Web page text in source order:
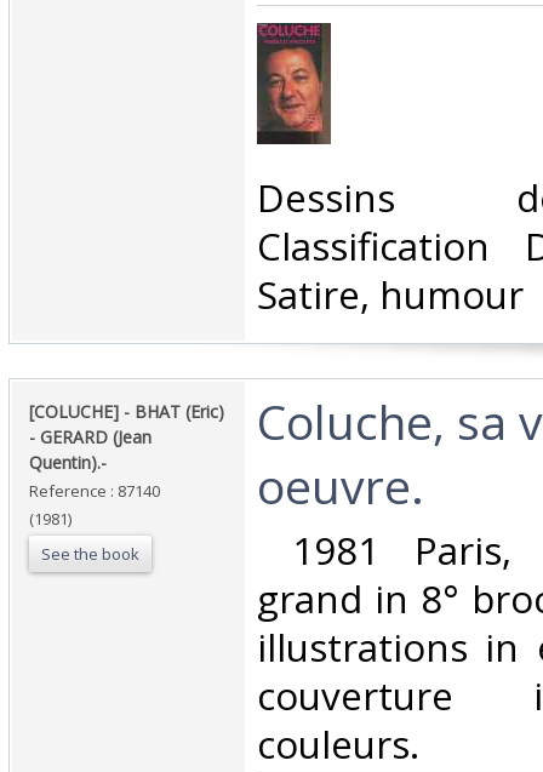
‎Dessins
Classification
Satire, humour‎
‎[COLUCHE] - BHAT (Eric)
- GERARD (Jean
Quentin).-‎
Reference : 87140
(1981)
See the book
‎Coluche, sa
oeuvre.‎
1981 Paris,
grand in 8°
illustrations in
couverture
couleurs. ‎